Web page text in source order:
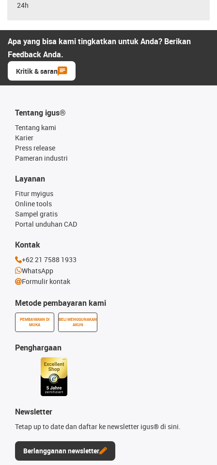
24h
Apa yang bisa kami tingkatkan untuk Anda? Berikan
Feedback Anda.
Kritik & saran
Tentang igus®
Tentang kami
Karier
Press release
Pameran industri
Metode pembayaran kami
PEMBAYARAN DI
MUKA
BELI MENGGUNAKAN
AKUN
Layanan
Fitur myigus
Online tools
Sampel gratis
Portal unduhan CAD
Penghargaan
Newsletter
Tetap up to date dan daftar ke newsletter igus® di sini.
Berlangganan newsletter
Kontak
+62 21 7588 1933
WhatsApp
Formulir kontak